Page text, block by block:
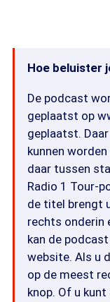
Hoe beluister
De podcast
geplaatst op
geplaatst.
kunnen
daar tussen
Radio 1 Tour-
de titel brengt
rechts onderin
kan de
website. Als u
op de meest
knop. Of u